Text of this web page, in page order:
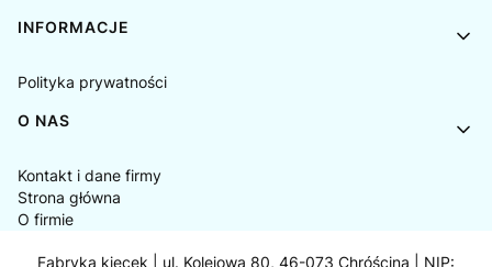
INFORMACJE
Polityka prywatności
O NAS
Kontakt i dane firmy
Strona główna
O firmie
Fabryka kiecek | ul. Kolejowa 80, 46-073 Chróścina | NIP: